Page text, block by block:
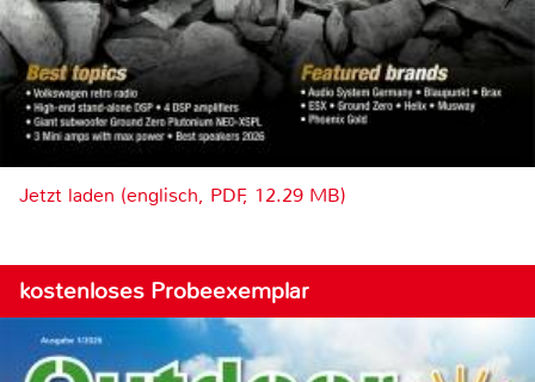
Jetzt laden (englisch, PDF, 12.29 MB)
kostenloses Probeexemplar